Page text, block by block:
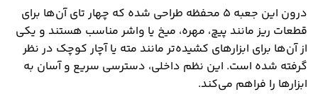
درون این جعبه ۵ محفظه طراحی شده که چهار تای آن‌ها برای
قطعات ریز مانند پیچ، مهره، میخ یا واشر مناسب هستند و یکی
از آن‌ها برای ابزارهای کشیده‌تر مانند مته یا آچار کوچک در نظر
گرفته شده است. این نظم داخلی، دسترسی سریع و آسان به
ابزارها را فراهم می‌کند.